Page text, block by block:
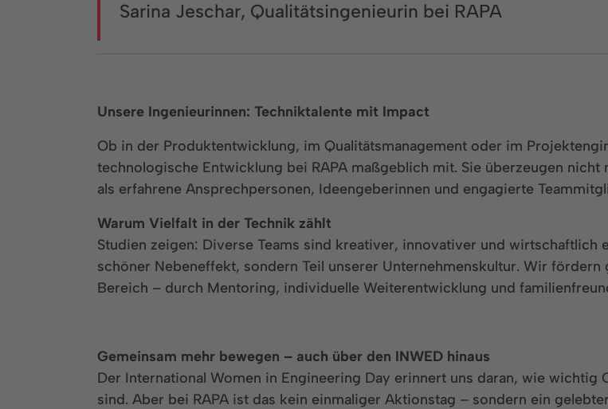
Sarina Jeschar, Qualitätsingenieurin bei RAPA
Unsere Ingenieurinnen: Techniktalente mit Impact
Ob in der Produktentwicklung, im Qualitätsmanagement oder im
technologische Entwicklung bei RAPA maßgeblich mit. Sie überzeugen
als erfahrene Ansprechpersonen, Ideengeberinnen und engagierte
Warum Vielfalt in der Technik zählt
Studien zeigen: Diverse Teams sind kreativer, innovativer und wirtschaftlich
schöner Nebeneffekt, sondern Teil unserer Unternehmenskultur. Wir
Bereich – durch Mentoring, individuelle Weiterentwicklung und
Gemeinsam mehr bewegen – auch über den INWED hinaus
Der International Women in Engineering Day erinnert uns daran, wie
sind. Aber bei RAPA ist das kein einmaliger Aktionstag – sondern ein